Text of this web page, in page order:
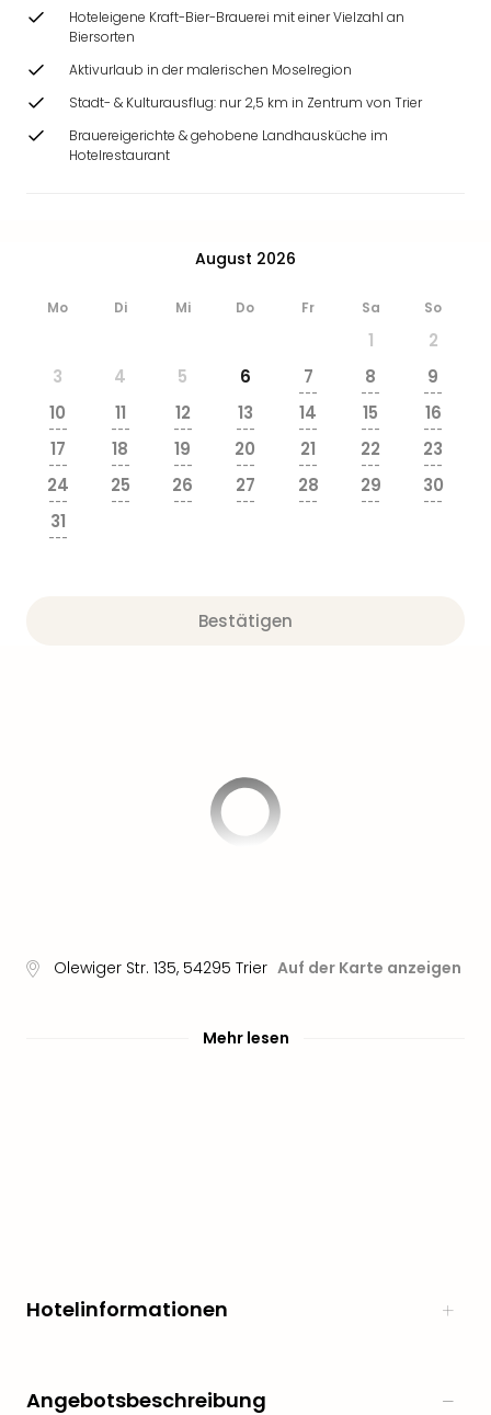
Hoteleigene Kraft-Bier-Brauerei mit einer Vielzahl an
Biersorten
Aktivurlaub in der malerischen Moselregion
Stadt- & Kulturausflug: nur 2,5 km in Zentrum von Trier
Brauereigerichte & gehobene Landhausküche im
Hotelrestaurant
August 2026
Mo Di Mi Do Fr Sa So
1
2
3
4 5 6 7
---
8
---
9
---
10
---
11
---
12
---
13
---
14
---
15
---
16
---
17
---
18
---
19
---
20
---
21
---
22
---
23
---
24
---
25
---
26
---
27
---
28
---
29
---
30
---
31
---
Bestätigen
Olewiger Str. 135, 54295 Trier Auf der Karte anzeigen
Mehr lesen
Hotelinformationen
Angebotsbeschreibung